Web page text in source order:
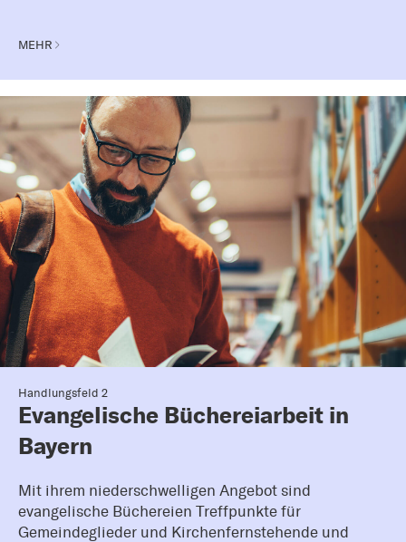
MEHR
Handlungsfeld 2
Evangelische Büchereiarbeit in
Bayern
Mit ihrem niederschwelligen Angebot sind
evangelische Büchereien Treffpunkte für
Gemeindeglieder und Kirchenfernstehende und